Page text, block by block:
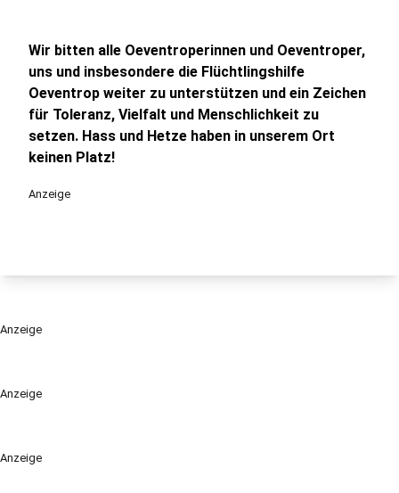
Anzeige
Anzeige
Wir bitten alle Oeventroperinnen und Oeventroper,
uns und insbesondere die Flüchtlingshilfe
Oeventrop weiter zu unterstützen und ein Zeichen
für Toleranz, Vielfalt und Menschlichkeit zu
setzen. Hass und Hetze haben in unserem Ort
keinen Platz!
Anzeige
Anzeige